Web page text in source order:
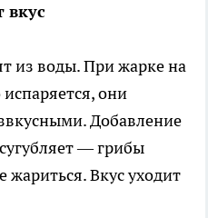
вкус
из воды. При жарке на
они
Добавление
— грибы
жариться. Вкус уходит